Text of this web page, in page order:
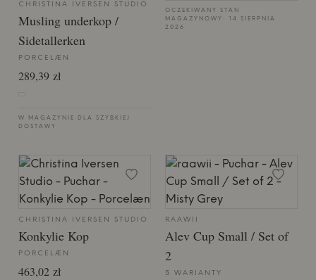
CHRISTINA IVERSEN STUDIO
Musling underkop /
Sidetallerken
PORCELÆN
289,39 zł
W MAGAZYNIE DLA SZYBKIEJ
DOSTAWY
OCZEKIWANY STAN
MAGAZYNOWY: 14 SIERPNIA
2026
CHRISTINA IVERSEN STUDIO
Konkylie Kop
PORCELÆN
463,02 zł
RAAWII
Alev Cup Small / Set of
2
5 WARIANTY